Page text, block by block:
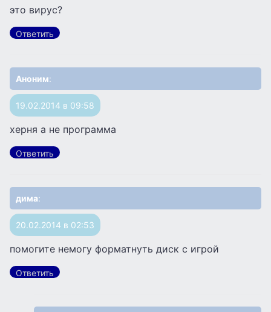
это вирус?
Ответить
Аноним:
19.02.2014 в 09:58
херня а не программа
Ответить
дима:
20.02.2014 в 02:53
помогите немогу форматнуть диск с игрой
Ответить